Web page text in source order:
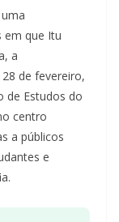
em que Itu
a
de fevereiro,
de Estudos do
centro
a públicos
e